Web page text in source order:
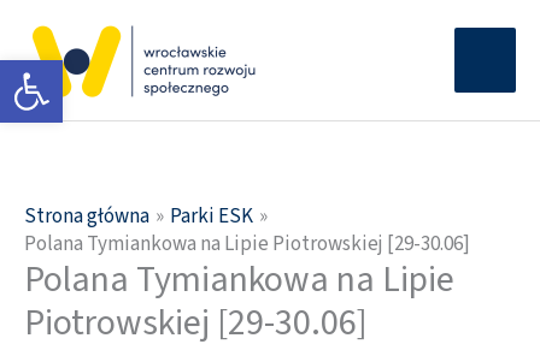
Otwórz pasek narzędzi
treści
Strona główna
Parki ESK
Polana Tymiankowa na Lipie Piotrowskiej [29-30.06]
Polana Tymiankowa na Lipie
Piotrowskiej [29-30.06]